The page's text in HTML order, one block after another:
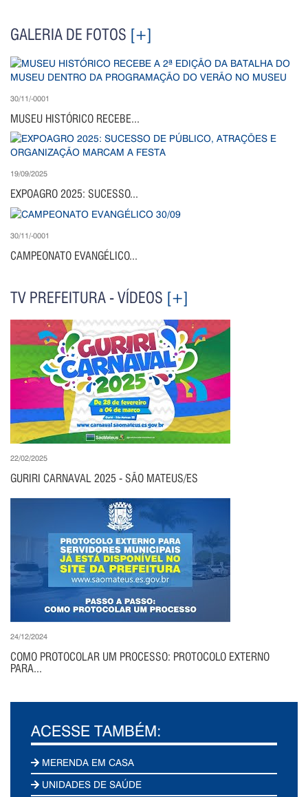
GALERIA DE FOTOS [+]
30/11/-0001
MUSEU HISTÓRICO RECEBE...
19/09/2025
EXPOAGRO 2025: SUCESSO...
30/11/-0001
CAMPEONATO EVANGÉLICO...
TV PREFEITURA - VÍDEOS [+]
22/02/2025
GURIRI CARNAVAL 2025 - SÃO MATEUS/ES
24/12/2024
COMO PROTOCOLAR UM PROCESSO: PROTOCOLO EXTERNO
PARA...
ACESSE TAMBÉM:
MERENDA EM CASA
UNIDADES DE SAÚDE